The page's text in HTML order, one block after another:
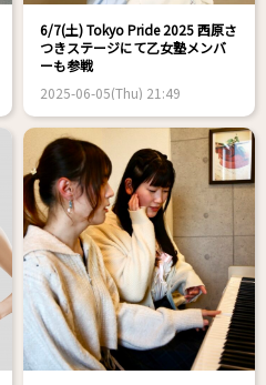
6/7(土) Tokyo Pride 2025 西原さ
つきステージにて乙女塾メンバ
ーも参戦
2025-06-05(Thu) 21:49